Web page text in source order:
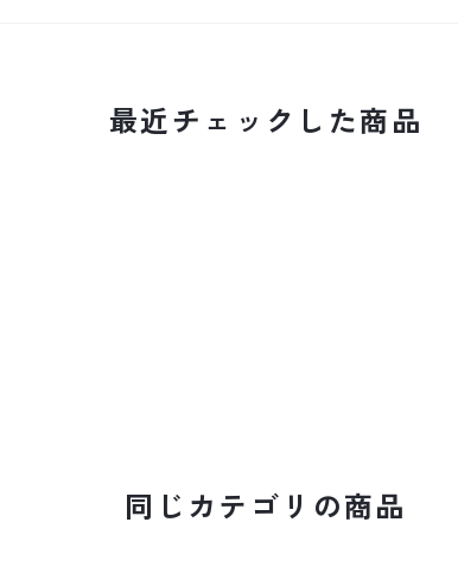
最近チェックした商品
同じカテゴリの商品